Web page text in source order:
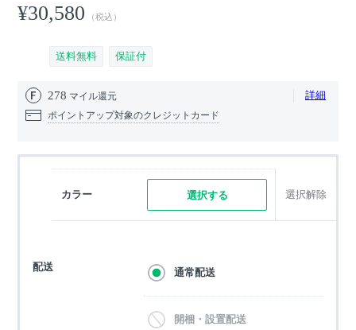
¥30,580 （税込）
送料無料 保証付
278 マイル還元 詳細
ポイントアップ対象のクレジットカード
カラー 選択する 選択解除
配送 通常配送
開梱・設置配送